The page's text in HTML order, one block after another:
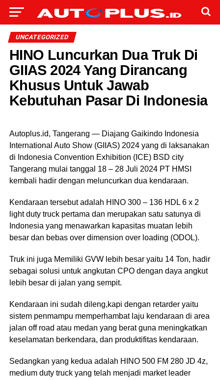
UNCATEGORIZED
HINO Luncurkan Dua Truk Di
GIIAS 2024 Yang Dirancang
Khusus Untuk Jawab
Kebutuhan Pasar Di Indonesia
Autoplus.id, Tangerang — Diajang Gaikindo Indonesia
International Auto Show (GIIAS) 2024 yang di laksanakan
di Indonesia Convention Exhibition (ICE) BSD city
Tangerang mulai tanggal 18 – 28 Juli 2024 PT HMSI
kembali hadir dengan meluncurkan dua kendaraan.
Kendaraan tersebut adalah HINO 300 – 136 HDL 6 x 2
light duty truck pertama dan merupakan satu satunya di
Indonesia yang menawarkan kapasitas muatan lebih
besar dan bebas over dimension over loading (ODOL).
Truk ini juga Memiliki GVW lebih besar yaitu 14 Ton, hadir
sebagai solusi untuk angkutan CPO dengan daya angkut
lebih besar di jalan yang sempit.
Kendaraan ini sudah dileng,kapi dengan retarder yaitu
sistem penmampu memperhambat laju kendaraan di area
jalan off road atau medan yang berat guna meningkatkan
keselamatan berkendara, dan produktifitas kendaraan.
Sedangkan yang kedua adalah HINO 500 FM 280 JD 4z,
medium duty truck yang telah menjadi market leader